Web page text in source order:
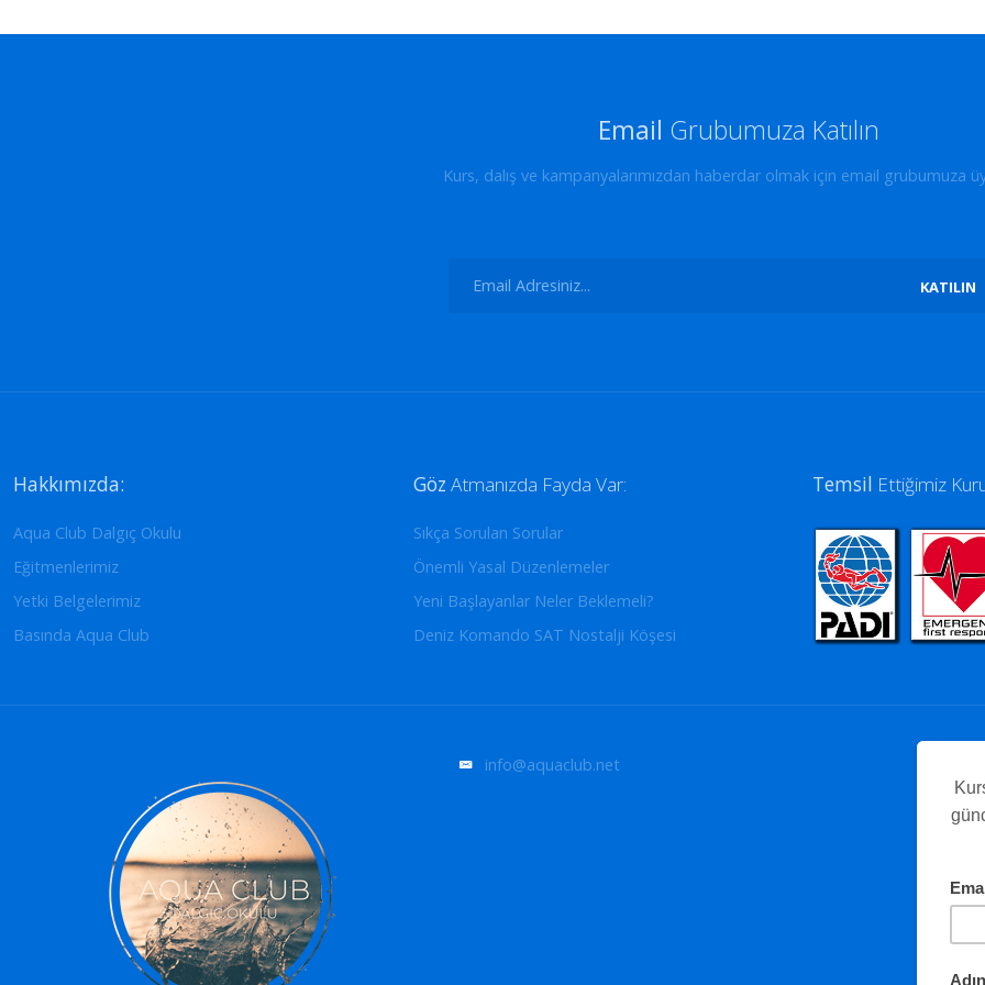
Email Grubumuza Katılın
Kurs, dalış ve kampanyalarımızdan haberdar olmak için email grubumuza
KATILIN
Hakkımızda:
Aqua Club Dalgıç Okulu
Eğitmenlerimiz
Yetki Belgelerimiz
Basında Aqua Club
GözAtmanızda Fayda Var:
Sıkça Sorulan Sorular
Önemli Yasal Düzenlemeler
Yeni Başlayanlar Neler Beklemeli?
Deniz Komando SAT Nostalji Köşesi
Temsil Ettiğimiz
info@aquaclub.net